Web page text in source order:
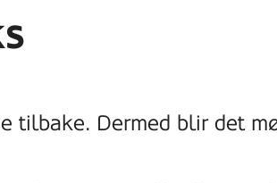
Dermed blir det